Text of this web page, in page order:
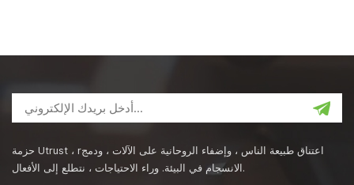
حزمة Utrust ، rاعتناق طبيعة الناس ، وإضفاء الروحانية على الآلات ، ودمج
الانسجام في البيئة. وراء الاحتياجات ، نتطلع إلى الأفعال.